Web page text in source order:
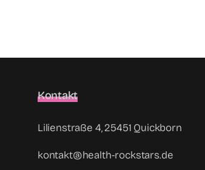
Kontakt
Lilienstraße 4, 25451 Quickborn
kontakt@health-rockstars.de